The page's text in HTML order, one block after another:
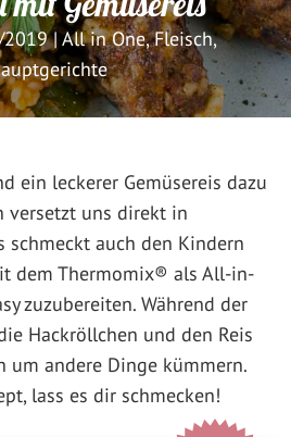
|All in One,Fleisch,
ein leckerer Gemüsereis dazu
versetzt uns direkt in
schmeckt auch den Kindern
dem Thermomix® als All-in-
zuzubereiten. Während der
Hackröllchen und den Reis
um andere Dinge kümmern.
lass es dir schmecken!